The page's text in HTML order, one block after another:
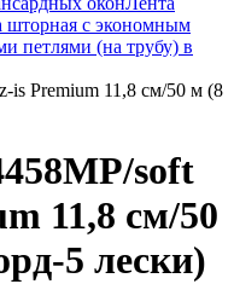
шторная с экономным
петлями (на трубу) в
is Premium 11,8 см/50 м (8
soft
11,8 см/50
5 лески)